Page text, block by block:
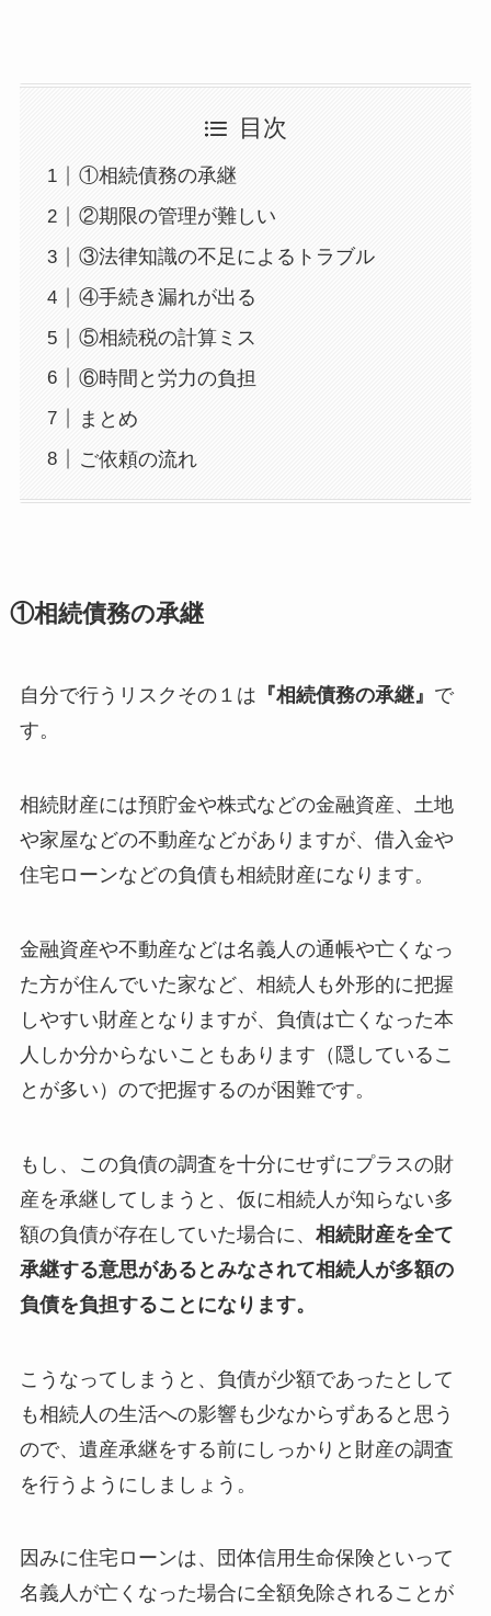
目次
①相続債務の承継
②期限の管理が難しい
③法律知識の不足によるトラブル
④手続き漏れが出る
⑤相続税の計算ミス
⑥時間と労力の負担
まとめ
ご依頼の流れ
①相続債務の承継
自分で行うリスクその１は 『相続債務の承継』 で
す。
相続財産には預貯金や株式などの金融資産、土地
や家屋などの不動産などがありますが、借入金や
住宅ローンなどの負債も相続財産になります。
金融資産や不動産などは名義人の通帳や亡くなっ
た方が住んでいた家など、相続人も外形的に把握
しやすい財産となりますが、負債は亡くなった本
人しか分からないこともあります（隠しているこ
とが多い）ので把握するのが困難です。
もし、この負債の調査を十分にせずにプラスの財
産を承継してしまうと、仮に相続人が知らない多
額の負債が存在していた場合に、 相続財産を全て
承継する意思があるとみなされて相続人が多額の
負債を負担することになります。
こうなってしまうと、負債が少額であったとして
も相続人の生活への影響も少なからずあると思う
ので、遺産承継をする前にしっかりと財産の調査
を行うようにしましょう。
因みに住宅ローンは、団体信用生命保険といって
名義人が亡くなった場合に全額免除されることが